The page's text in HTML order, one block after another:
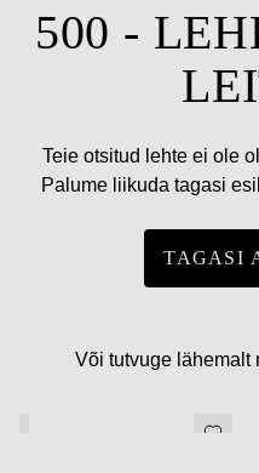
500 -
Teie otsitud lehte ei ole
Palume liikuda tagasi
TAGASI
Või tutvuge lähemalt